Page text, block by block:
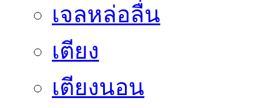
เจลหล่อลื่น
เตียง
เตียงนอน